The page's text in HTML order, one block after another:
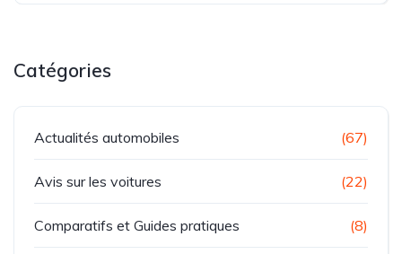
Catégories
Actualités automobiles (67)
Avis sur les voitures (22)
Comparatifs et Guides pratiques (8)